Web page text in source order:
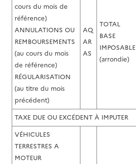
cours du mois de
référence)
ANNULATIONS OU
REMBOURSEMENTS
(au cours du mois
de référence)
RÉGULARISATION
(au titre du mois
précédent)
AQ
AR
AS
TOTAL
BASE
IMPOSABLE
(arrondie)
TAXE DUE OU EXCÉDENT À IMPUTER
VÉHICULES
TERRESTRES A
MOTEUR